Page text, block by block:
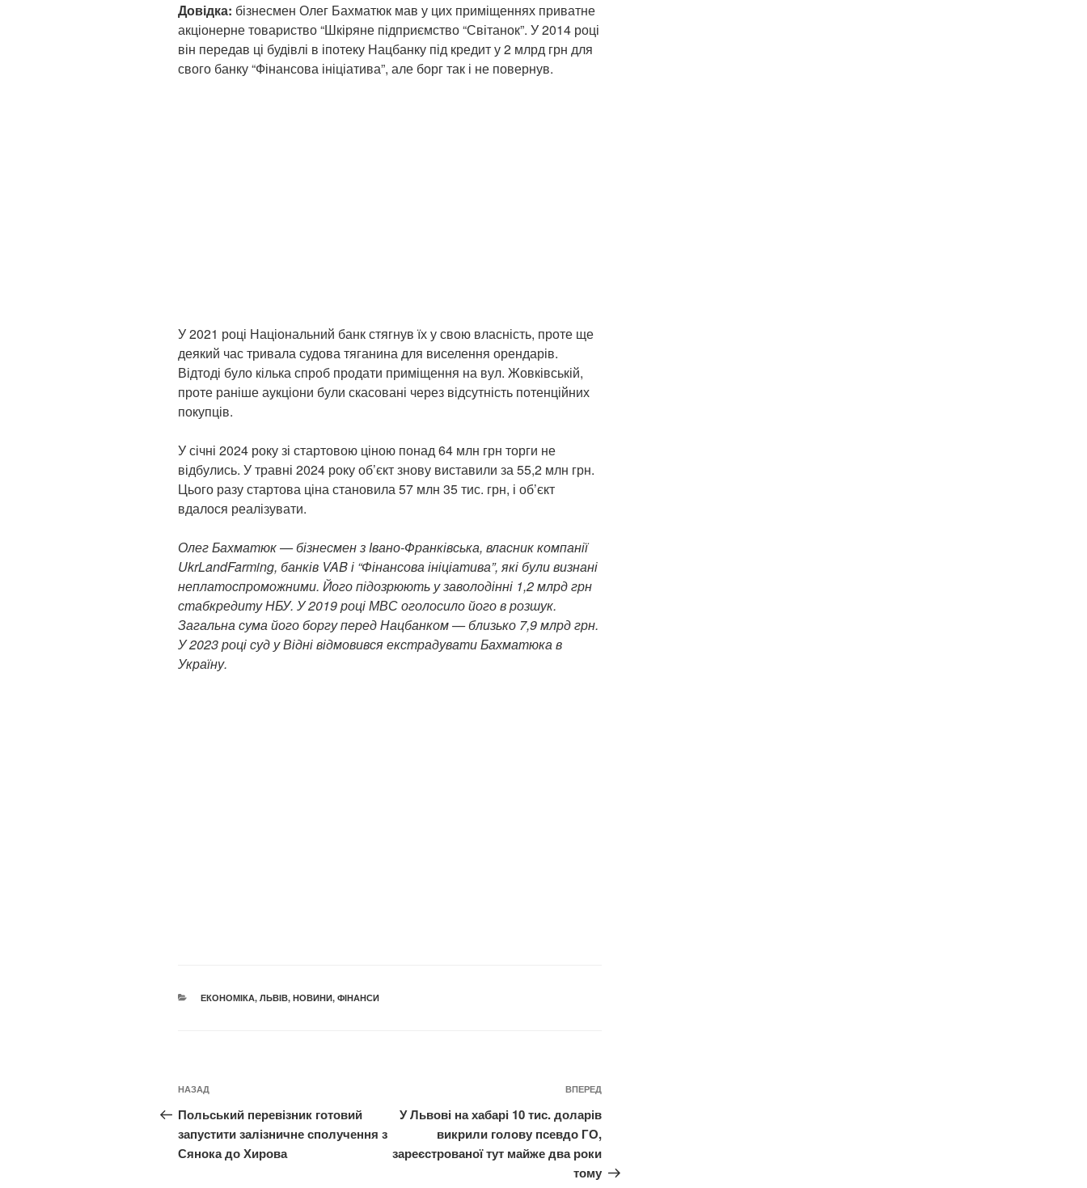
Довідка: бізнесмен Олег Бахматюк мав у цих приміщеннях приватне
акціонерне товариство “Шкіряне підприємство “Світанок”. У 2014 році
він передав ці будівлі в іпотеку Нацбанку під кредит у 2 млрд грн для
свого банку “Фінансова ініціатива”, але борг так і не повернув.
У 2021 році Національний банк стягнув їх у свою власність, проте ще
деякий час тривала судова тяганина для виселення орендарів.
Відтоді було кілька спроб продати приміщення на вул. Жовківській,
проте раніше аукціони були скасовані через відсутність потенційних
покупців.
У січні 2024 року зі стартовою ціною понад 64 млн грн торги не
відбулись. У травні 2024 року об’єкт знову виставили за 55,2 млн грн.
Цього разу стартова ціна становила 57 млн 35 тис. грн, і об’єкт
вдалося реалізувати.
Олег Бахматюк — бізнесмен з Івано-Франківська, власник компанії
UkrLandFarming, банків VAB і “Фінансова ініціатива”, які були визнані
неплатоспроможними. Його підозрюють у заволодінні 1,2 млрд грн
стабкредиту НБУ. У 2019 році МВС оголосило його в розшук.
Загальна сума його боргу перед Нацбанком — близько 7,9 млрд грн.
У 2023 році суд у Відні відмовився екстрадувати Бахматюка в
Україну.
КАТЕГОРІЇ
ЕКОНОМІКА, ЛЬВІВ, НОВИНИ, ФІНАНСИ
Навігація
записів
Попередній
запис:
НАЗАД
Польський перевізник готовий
запустити залізничне сполучення з
Сянока до Хирова
Наступний
запис
ВПЕРЕД
У Львові на хабарі 10 тис. доларів
викрили голову псевдо ГО,
зареєстрованої тут майже два роки
тому